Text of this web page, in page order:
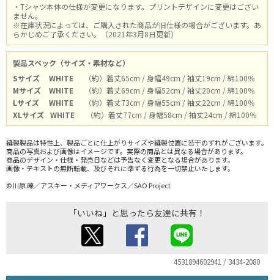
・Tシャツ本体の仕様が変更になります。プリントデザインに変更はござい
ません。
※在庫状況によっては、ご購入された商品が旧仕様の場合がございます。あ
らかじめご了承ください。（2021年3月8日更新）
製品スペック（サイズ・素材など）
Sサイズ
WHITE
（約）着丈65cm / 身幅49cm / 袖丈19cm / 綿100％
Mサイズ
WHITE
（約）着丈69cm / 身幅52cm / 袖丈20cm / 綿100％
Lサイズ
WHITE
（約）着丈73cm / 身幅55cm / 袖丈22cm / 綿100％
XLサイズ WHITE （約）着丈77cm / 身幅58cm / 袖丈24cm / 綿100％
縫製製品は特性上、製品ごとに仕上がりサイズや縫製位置に若干のずれがございます。
商品の写真および画像はイメージです。実際の商品とは異なる場合があります。
商品のデザイン・仕様・発売日などは予告なく変更となる場合があります。
画像・テキストの無断転載、及びそれに準ずる行為を一切禁止いたします。
©川原 礫／アスキー・メディアワークス／SAO Project
「いいね」と思ったら友達に共有！
4531894602941 / 3434-2080